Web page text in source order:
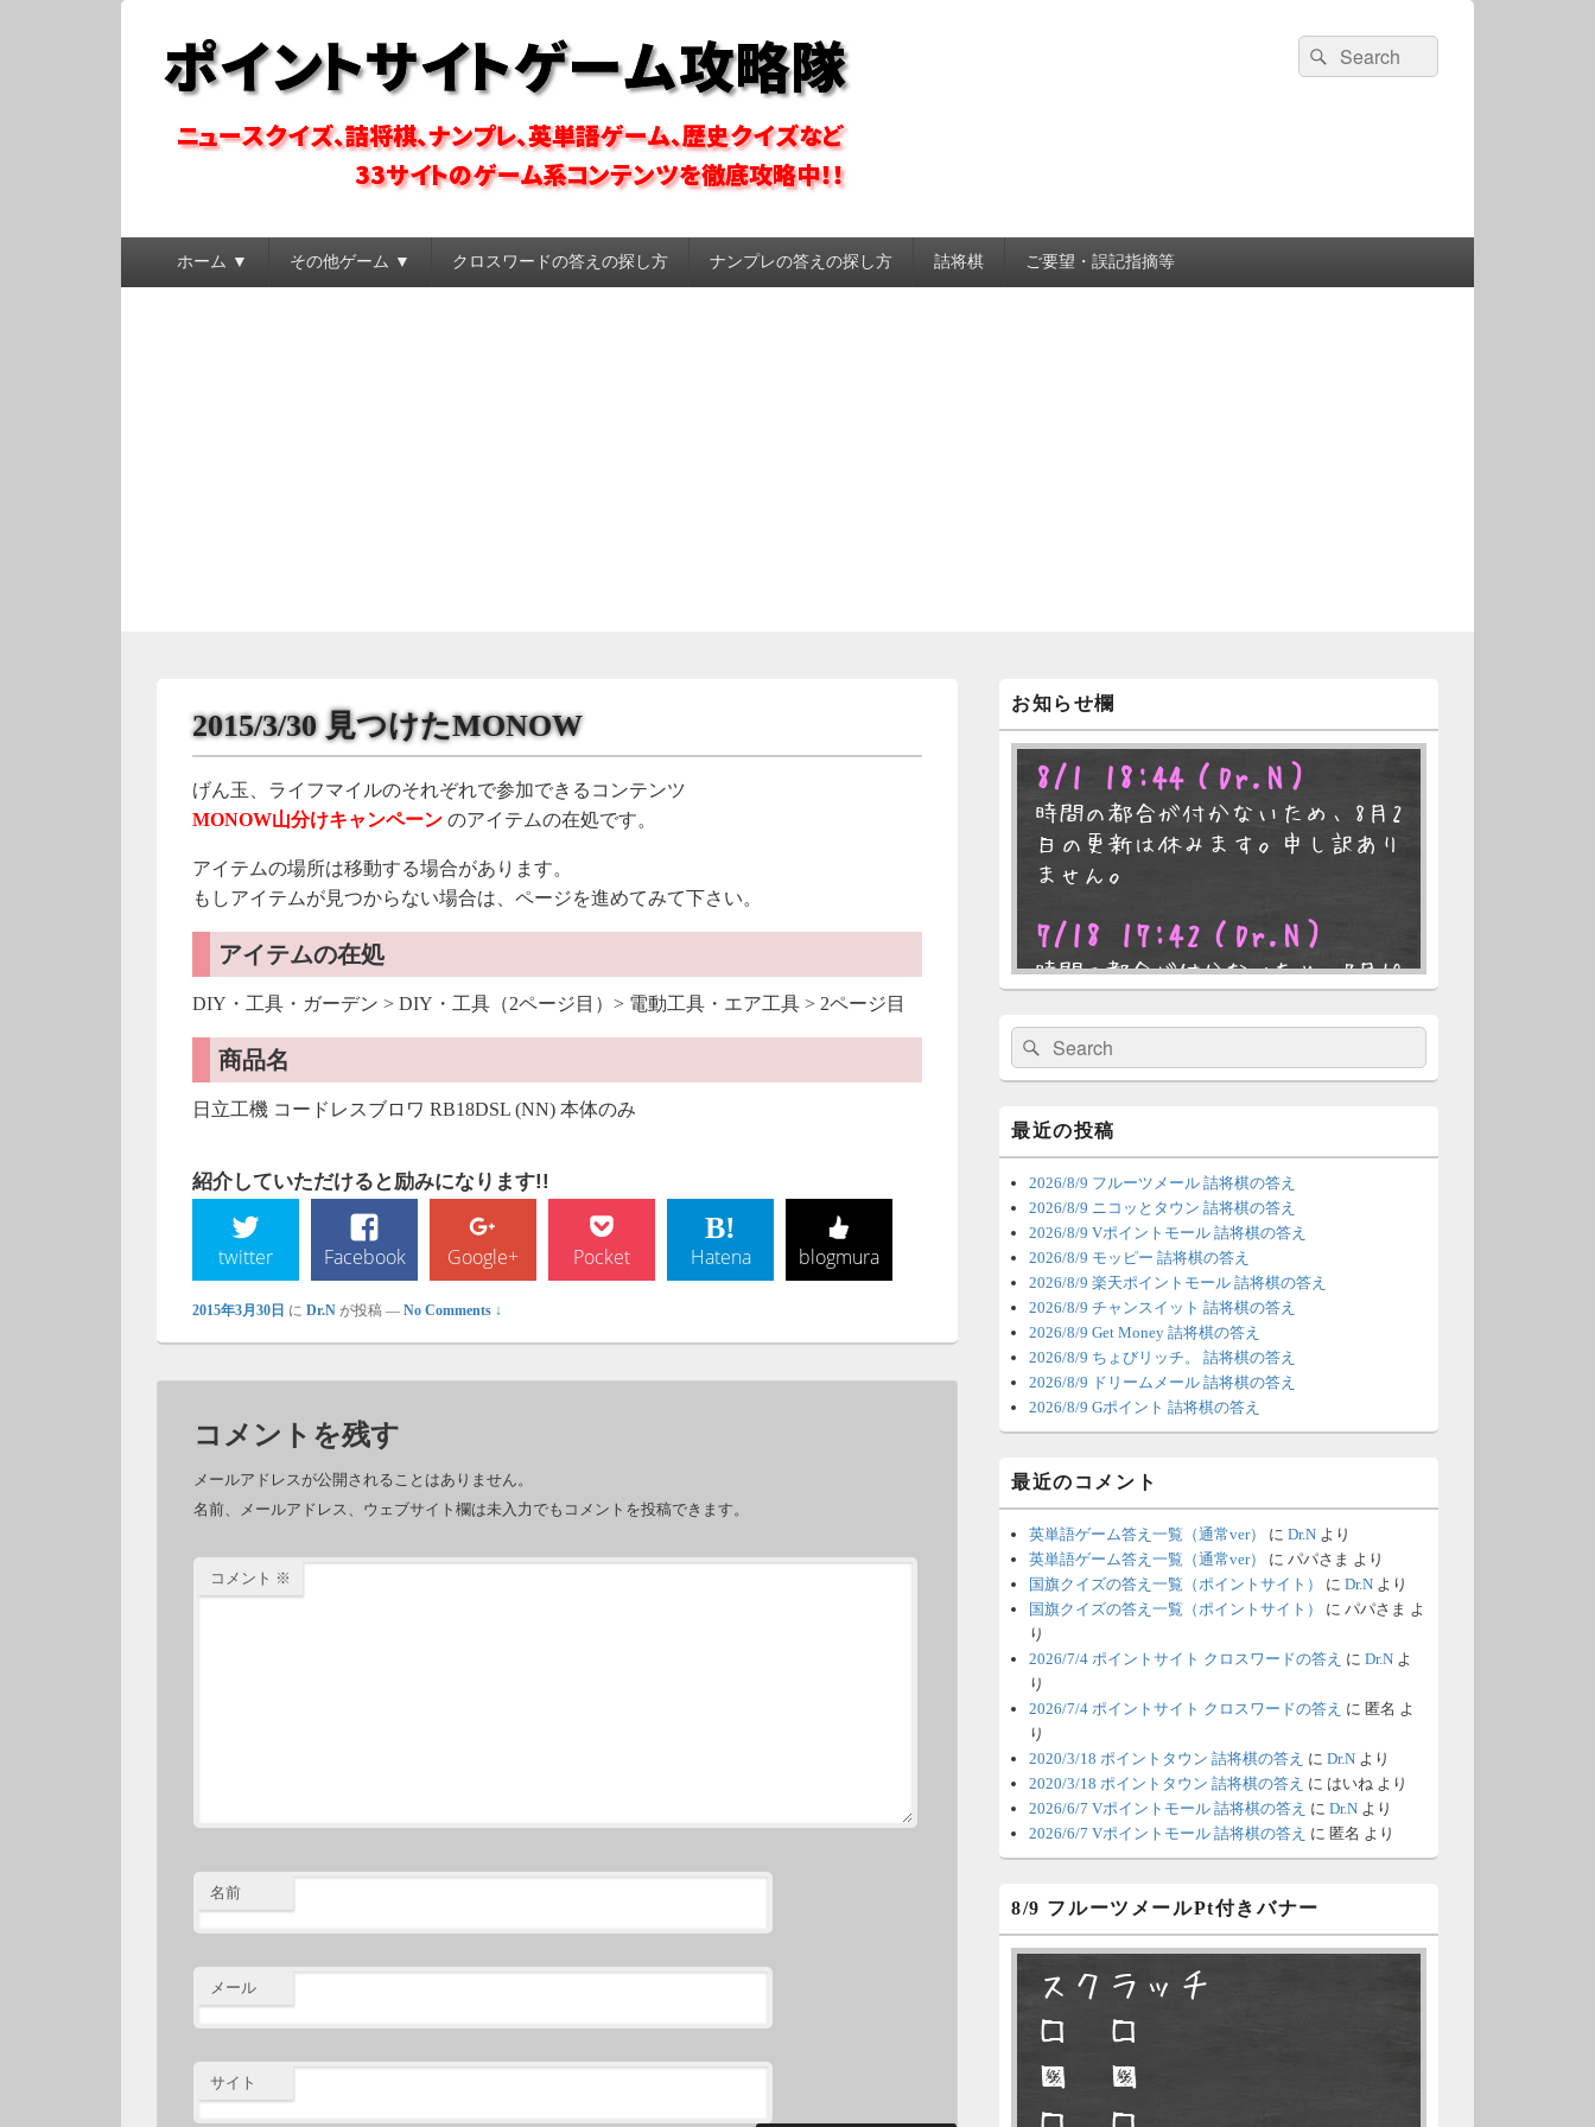
ポイントサイトゲーム攻略隊
検
索:
検
索
ホーム ▼ その他ゲーム ▼ クロスワードの答えの探し方 ナンプレの答えの探し方 詰将棋 ご要望・誤記指摘等
2015/3/30 見つけたMONOW
げん玉、ライフマイルのそれぞれで参加できるコンテンツ
MONOW山分けキャンペーン のアイテムの在処です。
アイテムの場所は移動する場合があります。
もしアイテムが見つからない場合は、ページを進めてみて下さい。
アイテムの在処
DIY・工具・ガーデン > DIY・工具（2ページ目）> 電動工具・エア工具 > 2ページ目
商品名
日立工機 コードレスブロワ RB18DSL (NN) 本体のみ
紹介していただけると励みになります!!
twitter Facebook Google+ Pocket Hatena blogmura
2015年3月30日 に Dr.N が投稿 — No Comments ↓
コメントを残す
メールアドレスが公開されることはありません。
名前、メールアドレス、ウェブサイト欄は未入力でもコメントを投稿できます。
コメント ※
名前
メール
サイト
イ
ン
エ
ア
お知らせ欄
8/1 18:44 （Dr.N）
時間の都合が付かないため、8月2
日の更新は休みます。申し訳あり
ません。
7/18 17:42 （Dr.N）
時間の都合が付かないため、7月19
ません。
7/4 18:54（Dr.N）
時間の都合が付かないため、7月5
日の更新は休みます。申し訳あり
ません。
6/22 2:12（Dr.N）
ちょびリッチが10：00までメンテ
ナンスとのことなので、本日分の
更新は難しいかもしれません。
6/20 18:45（Dr.N）
ってしまいそうです。申し訳ござ
いません。
6/18 1:39 （Dr.N）
時間の都合が付かないため、6月18
日の更新は休みます。申し訳あり
ません。
6/8 4:39 （Dr.N）
Vポイントモールが6：00までメン
テナンスとのことなので、本日分
の更新は難しいかもしれません。
明日、6月7日分の更新は昼頃にな
ってしまいそうです。申し訳ござ
いません。
6/2 10:04
永久不滅.comの本日分の更新が完
了しました。
検
索:
検
索
最近の投稿
2026/8/9 フルーツメール 詰将棋の答え
2026/8/9 ニコッとタウン 詰将棋の答え
2026/8/9 Vポイントモール 詰将棋の答え
2026/8/9 モッピー 詰将棋の答え
2026/8/9 楽天ポイントモール 詰将棋の答え
2026/8/9 チャンスイット 詰将棋の答え
2026/8/9 Get Money 詰将棋の答え
2026/8/9 ちょびリッチ。 詰将棋の答え
2026/8/9 ドリームメール 詰将棋の答え
2026/8/9 Gポイント 詰将棋の答え
最近のコメント
英単語ゲーム答え一覧（通常ver） に Dr.N より
英単語ゲーム答え一覧（通常ver）
に パパさま より
国旗クイズの答え一覧（ポイントサイト）
に Dr.N より
国旗クイズの答え一覧（ポイントサイト）
に パパさま よ
り
2026/7/4 ポイントサイト クロスワードの答え に Dr.N よ
り
2026/7/4 ポイントサイト クロスワードの答え に 匿名 よ
り
2020/3/18 ポイントタウン 詰将棋の答え に Dr.N より
2020/3/18 ポイントタウン 詰将棋の答え に はいね より
2026/6/7 Vポイントモール 詰将棋の答え に Dr.N より
2026/6/7 Vポイントモール 詰将棋の答え に 匿名 より
8/9 フルーツメールPt付きバナー
スクラッチ
□ □
■ ■